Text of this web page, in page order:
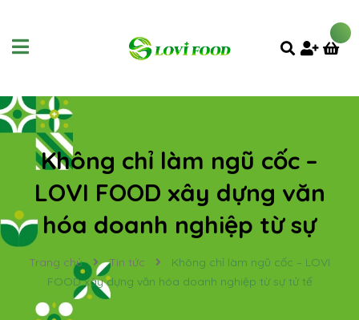
Không chỉ làm ngũ cốc –
LOVI FOOD xây dựng văn
hóa doanh nghiệp từ sự
Trang chủ Tin tức
Không chỉ làm ngũ cốc – LOVI
FOOD xây dựng văn hóa doanh nghiệp từ sự tử tế